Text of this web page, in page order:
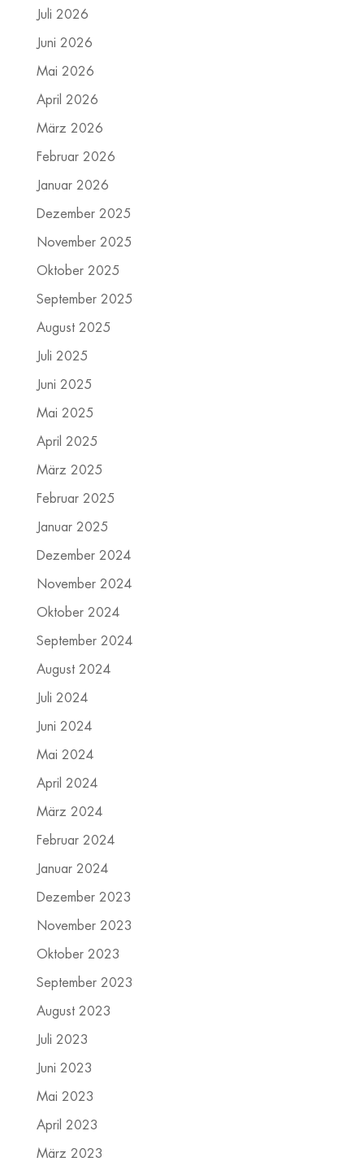
Juli 2026
Juni 2026
Mai 2026
April 2026
März 2026
Februar 2026
Januar 2026
Dezember 2025
November 2025
Oktober 2025
September 2025
August 2025
Juli 2025
Juni 2025
Mai 2025
April 2025
März 2025
Februar 2025
Januar 2025
Dezember 2024
November 2024
Oktober 2024
September 2024
August 2024
Juli 2024
Juni 2024
Mai 2024
April 2024
März 2024
Februar 2024
Januar 2024
Dezember 2023
November 2023
Oktober 2023
September 2023
August 2023
Juli 2023
Juni 2023
Mai 2023
April 2023
März 2023